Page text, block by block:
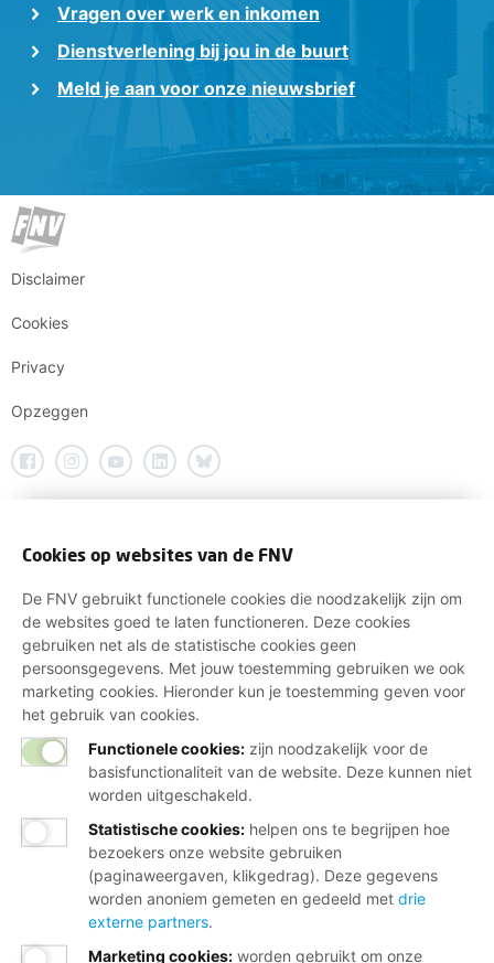
Vragen over werk en inkomen
Dienstverlening bij jou in de buurt
Meld je aan voor onze nieuwsbrief
Disclaimer
Cookies
Privacy
Opzeggen
Cookies op websites van de FNV
De FNV gebruikt functionele cookies die noodzakelijk zijn om
de websites goed te laten functioneren. Deze cookies
gebruiken net als de statistische cookies geen
persoonsgegevens. Met jouw toestemming gebruiken we ook
marketing cookies. Hieronder kun je toestemming geven voor
het gebruik van cookies.
Functionele cookies: zijn noodzakelijk voor de
basisfunctionaliteit van de website. Deze kunnen niet
worden uitgeschakeld.
Statistische cookies: helpen ons te begrijpen hoe
bezoekers onze website gebruiken
(paginaweergaven, klikgedrag). Deze gegevens
worden anoniem gemeten en gedeeld met drie
externe partners.
Marketing cookies: worden gebruikt om onze